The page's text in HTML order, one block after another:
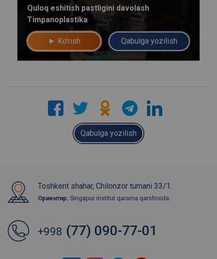
Quloq eshitish pastligini davolash
Timpanoplastika
► Ko'rish Qabulga yozilish
Qabulga yozilish
Toshkent shahar, Chilonzor tumani 33/1.
Ориентир: Singapur institut qarama qarshisida.
+998 (77) 090-77-01
Mutaxassislar
Bizning shifokorlarimiz sizga maslahat berishdan xursand bo'lishadi!